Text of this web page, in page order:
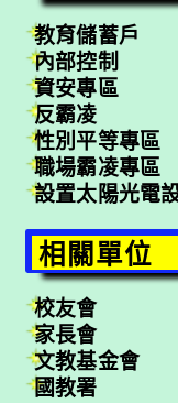
教育儲蓄戶
內部控制
資安專區
反霸凌
性別平等專區
職場霸凌專區
設置太陽光電
相關單位
校友會
家長會
文教基金會
國教署